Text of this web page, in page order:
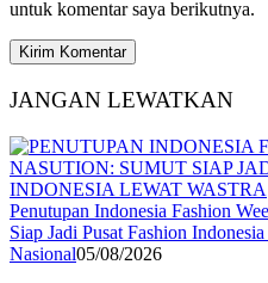
untuk komentar saya berikutnya.
JANGAN LEWATKAN
Penutupan Indonesia Fashion
Siap Jadi Pusat Fashion
Nasional05/08/2026